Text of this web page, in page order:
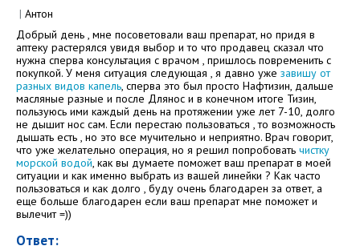
Как Вас зовут
Электронная почта
Ваше сообщение
| Антон
Добрый день , мне посоветовали ваш препарат, но придя в
аптеку растерялся увидя выбор и то что продавец сказал что
нужна сперва консультация с врачом , пришлось повременить с
покупкой. У меня ситуация следующая , я давно уже завишу от
разных видов капель, сперва это был просто Нафтизин, дальше
масляные разные и после Длянос и в конечном итоге Тизин,
пользуюсь ими каждый день на протяжении уже лет 7-10, долго
не дышит нос сам. Если перестаю пользоваться , то возможность
дышать есть , но это все мучительно и неприятно. Врач говорит,
что уже желательно операция, но я решил попробовать чистку
морской водой, как вы думаете поможет ваш препарат в моей
ситуации и как именно выбрать из вашей линейки ? Как часто
пользоваться и как долго , буду очень благодарен за ответ, а
еще больше благодарен если ваш препарат мне поможет и
вылечит =))
Ответ: